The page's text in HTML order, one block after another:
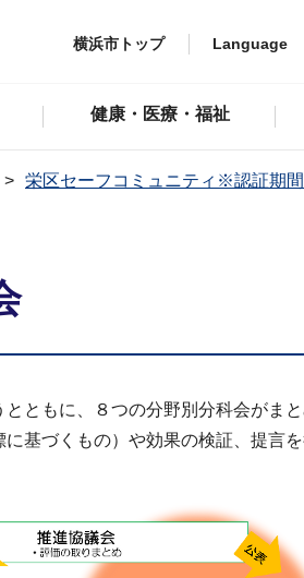
横浜市トップ Language
健康・医療・福祉
栄区セーフコミュニティ※認証期間
ともに、８つの分野別分科会がま
基づくもの）や効果の検証、提言